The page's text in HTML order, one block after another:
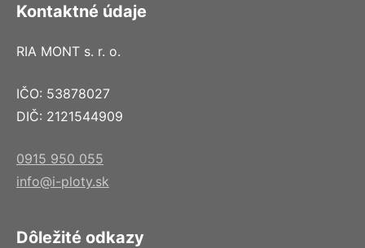
Kontaktné údaje
RIA MONT s. r. o.
IČO: 53878027
DIČ: 2121544909
0915 950 055
info@i-ploty.sk
Dôležité odkazy